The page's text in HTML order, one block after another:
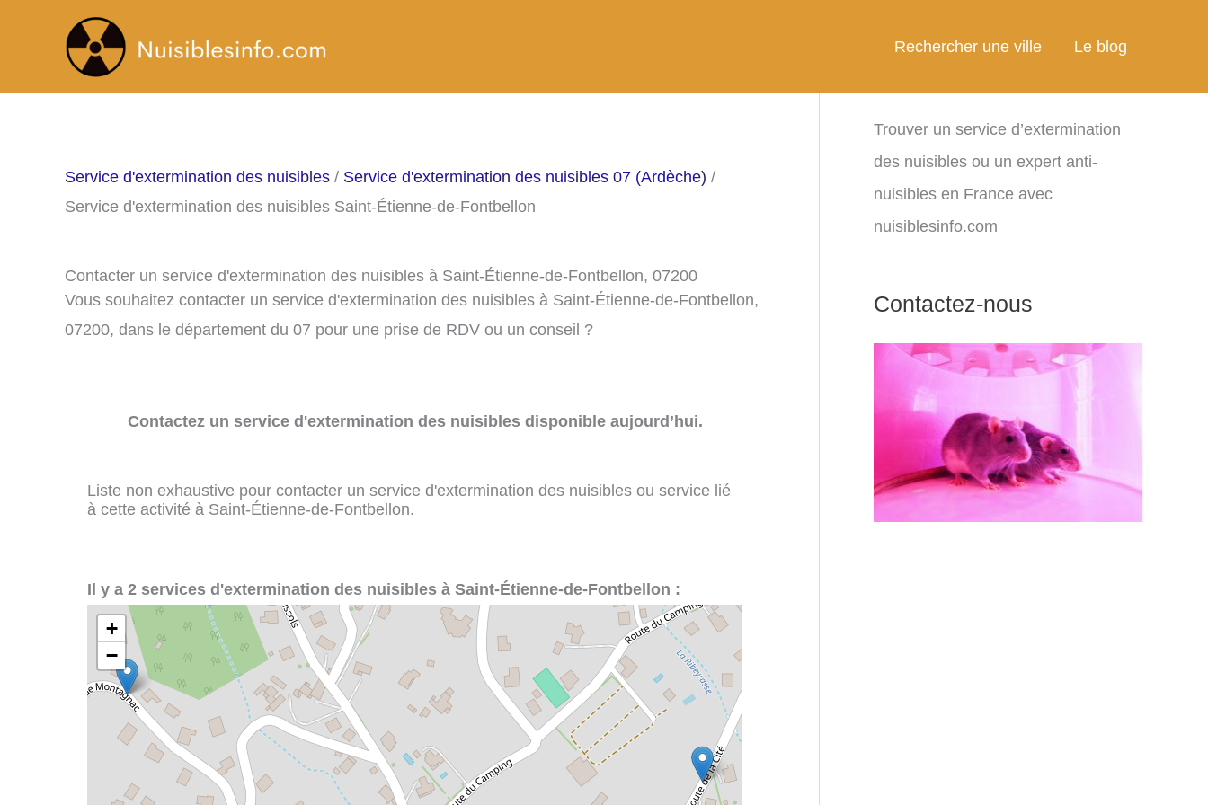
Rechercher une ville Le blog
Service d'extermination des nuisibles / Service d'extermination des nuisibles 07 (Ardèche) /
Service d'extermination des nuisibles Saint-Étienne-de-Fontbellon
Contacter un service d'extermination des nuisibles à Saint-Étienne-de-Fontbellon, 07200
Vous souhaitez contacter un service d'extermination des nuisibles à Saint-Étienne-de-Fontbellon,
07200, dans le département du 07 pour une prise de RDV ou un conseil ?
Contactez un service d'extermination des nuisibles disponible aujourd’hui.
Liste non exhaustive pour contacter un service d'extermination des nuisibles ou service lié
à cette activité à Saint-Étienne-de-Fontbellon.
Il y a 2 services d'extermination des nuisibles à Saint-Étienne-de-Fontbellon :
+
−
Trouver un service d’extermination
des nuisibles ou un expert anti-
nuisibles en France avec
nuisiblesinfo.com
Contactez-nous